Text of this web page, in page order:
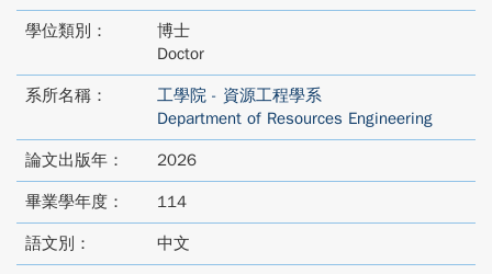
學位類別：
博士
Doctor
系所名稱：
工學院 - 資源工程學系
Department of Resources Engineering
論文出版年： 2026
畢業學年度： 114
語文別： 中文